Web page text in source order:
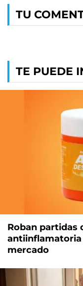
TU
TE PUEDE
Roban partidas
mercado